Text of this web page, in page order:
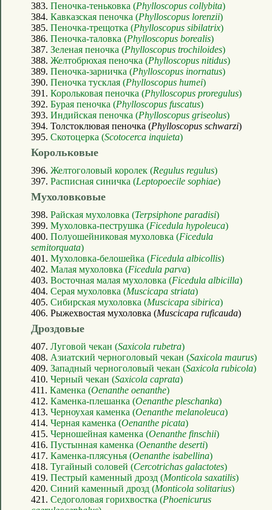
383. Пеночка-теньковка (Phylloscopus collybita)
384. Кавказская пеночка (Phylloscopus lorenzii)
385. Пеночка-трещотка (Phylloscopus sibilatrix)
386. Пеночка-таловка (Phylloscopus borealis)
387. Зеленая пеночка (Phylloscopus trochiloides)
388. Желтобрюхая пеночка (Phylloscopus nitidus)
389. Пеночка-зарничка (Phylloscopus inornatus)
390. Пеночка тусклая (Phylloscopus humei)
391. Корольковая пеночка (Phylloscopus proregulus)
392. Бурая пеночка (Phylloscopus fuscatus)
393. Индийская пеночка (Phylloscopus griseolus)
394. Толстоклювая пеночка (Phylloscopus schwarzi)
395. Скотоцерка (Scotocerca inquieta)
Корольковые
396. Желтоголовый королек (Regulus regulus)
397. Расписная синичка (Leptopoecile sophiae)
Мухоловковые
398. Райская мухоловка (Terpsiphone paradisi)
399. Мухоловка-пеструшка (Ficedula hypoleuca)
400. Полуошейниковая мухоловка (Ficedula
semitorquata)
401. Мухоловка-белошейка (Ficedula albicollis)
402. Малая мухоловка (Ficedula parva)
403. Восточная малая мухоловка (Ficedula albicilla)
404. Серая мухоловка (Muscicapa striata)
405. Сибирская мухоловка (Muscicapa sibirica)
406. Рыжехвостая мухоловка (Muscicapa ruficauda)
Дроздовые
407. Луговой чекан (Saxicola rubetra)
408. Азиатский черноголовый чекан (Saxicola maurus)
409. Западный черноголовый чекан (Saxicola rubicola)
410. Черный чекан (Saxicola caprata)
411. Каменка (Oenanthe oenanthe)
412. Каменка-плешанка (Oenanthe pleschanka)
413. Черноухая каменка (Oenanthe melanoleuca)
414. Черная каменка (Oenanthe picata)
415. Черношейная каменка (Oenanthe finschii)
416. Пустынная каменка (Oenanthe deserti)
417. Каменка-плясунья (Oenanthe isabellina)
418. Тугайный соловей (Cercotrichas galactotes)
419. Пестрый каменный дрозд (Monticola saxatilis)
420. Синий каменный дрозд (Monticola solitarius)
421. Седоголовая горихвостка (Phoenicurus